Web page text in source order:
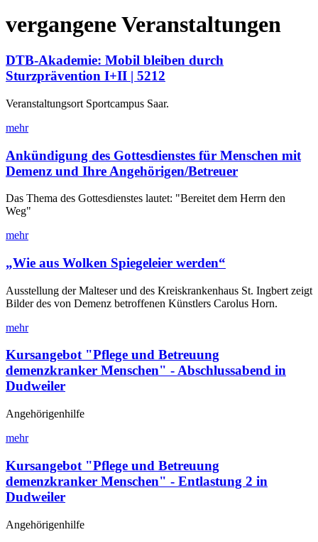
vergangene Veranstaltungen
DTB-Akademie: Mobil bleiben durch
Sturzprävention I+II | 5212
Veranstaltungsort Sportcampus Saar.
mehr
Ankündigung des Gottesdienstes für Menschen mit
Demenz und Ihre Angehörigen/Betreuer
Das Thema des Gottesdienstes lautet: "Bereitet dem Herrn den
Weg"
mehr
„Wie aus Wolken Spiegeleier werden“
Ausstellung der Malteser und des Kreiskrankenhaus St. Ingbert zeigt
Bilder des von Demenz betroffenen Künstlers Carolus Horn.
mehr
Kursangebot "Pflege und Betreuung
demenzkranker Menschen" - Abschlussabend in
Dudweiler
Angehörigenhilfe
mehr
Kursangebot "Pflege und Betreuung
demenzkranker Menschen" - Entlastung 2 in
Dudweiler
Angehörigenhilfe